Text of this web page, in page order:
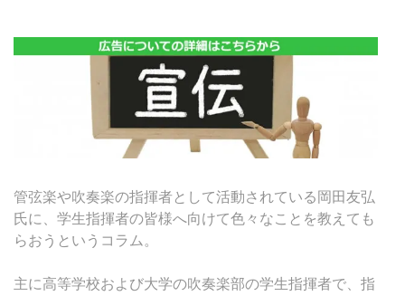
管弦楽や吹奏楽の指揮者として活動されている岡田友弘
氏に、学生指揮者の皆様へ向けて色々なことを教えても
らおうというコラム。
主に高等学校および大学の吹奏楽部の学生指揮者で、指